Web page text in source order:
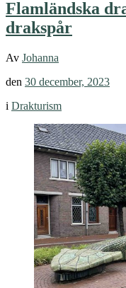
Flamländska
drakspår
Av Johanna
den 30 december, 2023
i Drakturism